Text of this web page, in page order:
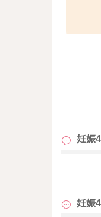
妊娠
妊娠